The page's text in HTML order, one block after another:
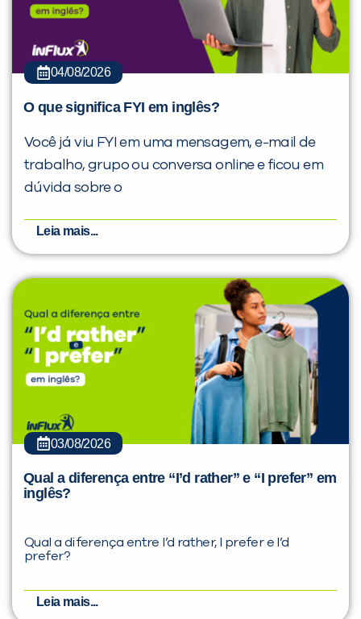
04/08/2026
O que significa FYI em inglês?
Você já viu FYI em uma mensagem, e-mail de
trabalho, grupo ou conversa online e ficou em
dúvida sobre o
Leia mais...
03/08/2026
Qual a diferença entre “I’d rather” e “I prefer” em
inglês?
Qual a diferença entre I’d rather, I prefer e I’d
prefer?
Leia mais...